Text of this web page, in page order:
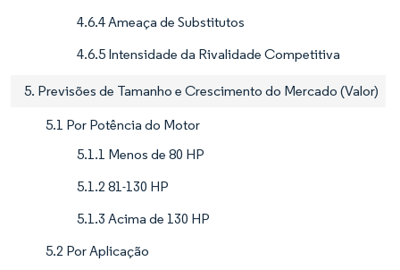
4.6.4 Ameaça de Substitutos
4.6.5 Intensidade da Rivalidade Competitiva
5. Previsões de Tamanho e Crescimento do Mercado (Valor)
5.1 Por Potência do Motor
5.1.1 Menos de 80 HP
5.1.2 81-130 HP
5.1.3 Acima de 130 HP
5.2 Por Aplicação